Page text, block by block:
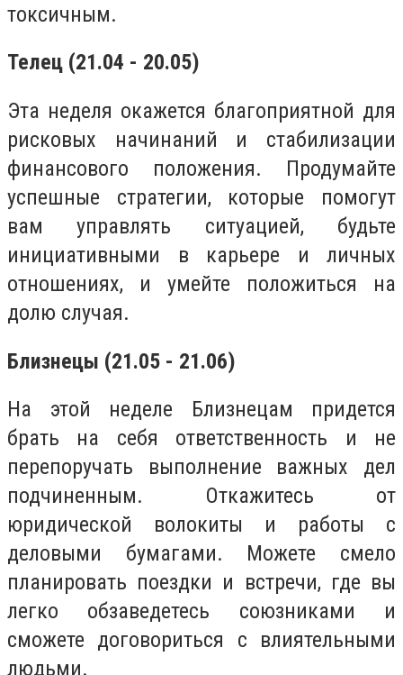
токсичным.
Телец (21.04 - 20.05)
Эта неделя окажется благоприятной для
рисковых начинаний и стабилизации
финансового положения. Продумайте
успешные стратегии, которые помогут
вам управлять ситуацией, будьте
инициативными в карьере и личных
отношениях, и умейте положиться на
долю случая.
Близнецы (21.05 - 21.06)
На этой неделе Близнецам придется
брать на себя ответственность и не
перепоручать выполнение важных дел
подчиненным. Откажитесь от
юридической волокиты и работы с
деловыми бумагами. Можете смело
планировать поездки и встречи, где вы
легко обзаведетесь союзниками и
сможете договориться с влиятельными
людьми.